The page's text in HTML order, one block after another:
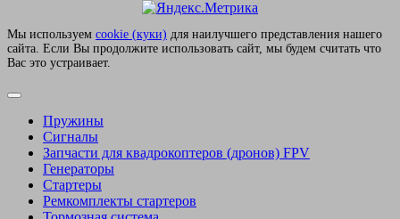
Мы используем сookie (куки) для наилучшего представления нашего
сайта. Если Вы продолжите использовать сайт, мы будем считать что
Вас это устраивает.
Пружины
Сигналы
Запчасти для квадрокоптеров (дронов) FPV
Генераторы
Стартеры
Ремкомплекты стартеров